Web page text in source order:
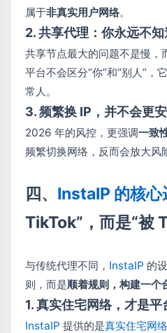
属于非真实用户网络。
2. 共享代理：你永远不
共享节点最大的问题不是慢，
平台不会区分“你”和“别人”，
常人。
3. 频繁换 IP，并不会更
2026 年的风控，更强调一致
频繁切换网络，反而会放大风
四、 InstaIP 的核心
TikTok”，而是“被
与传统代理不同， InstaIP 的
则，而是顺着规则，构建一个
1. 真实住宅网络，才是平
InstaIP 提供的是真实住宅网络